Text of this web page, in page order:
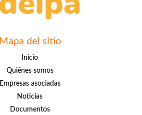
Mapa del sitio
Inicio
Quiénes somos
Empresas asociadas
Noticias
Documentos